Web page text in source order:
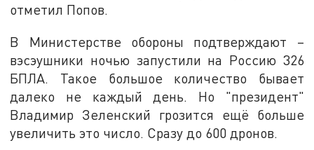
отметил Попов.
В Министерстве обороны подтверждают –
вэсэушники ночью запустили на Россию 326
БПЛА. Такое большое количество бывает
далеко не каждый день. Но "президент"
Владимир Зеленский грозится ещё больше
увеличить это число. Сразу до 600 дронов.